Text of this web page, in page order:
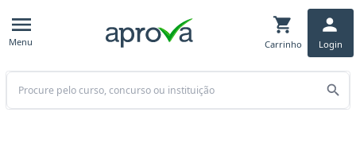
Menu Carrinho Login
Buscar